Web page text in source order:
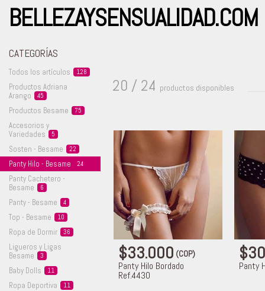
BELLEZAYSENSUALIDAD.COM
CATEGORÍAS
Todos los artículos 128
Productos Adriana
Arango
45
Productos Besame 75
Accesorios y
Variedades
5
Sosten - Besame 22
Panty Hilo - Besame 24
Panty Cachetero -
Besame
6
Panty - Besame 4
Top - Besame 10
Ropa de Dormir 36
Ligueros y Ligas
Besame
3
Baby Dolls 11
Ropa Deportiva 11
20 / 24 productos disponibles
$33.000(COP)
Panty Hilo Bordado
Ref.4430
Panty